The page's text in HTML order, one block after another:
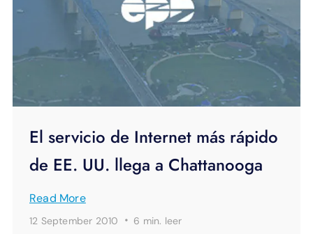
El servicio de Internet más rápido
de EE. UU. llega a Chattanooga
Read More
12 September 2010 · 6 min. leer